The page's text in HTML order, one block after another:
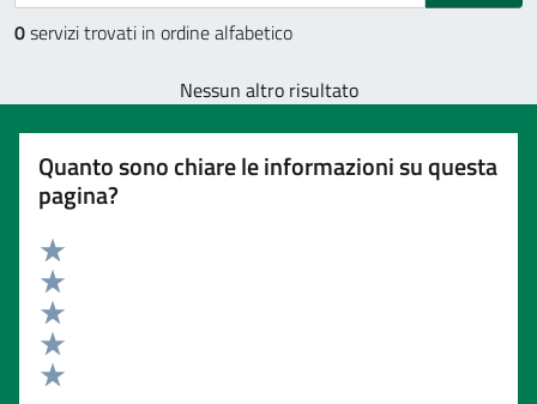
0servizi trovati in ordine alfabetico
Nessun altro risultato
Quanto sono chiare le informazioni su questa
pagina?
Valuta 5 stelle su 5
Valuta 4 stelle su 5
Valuta 3 stelle su 5
Valuta 2 stelle su 5